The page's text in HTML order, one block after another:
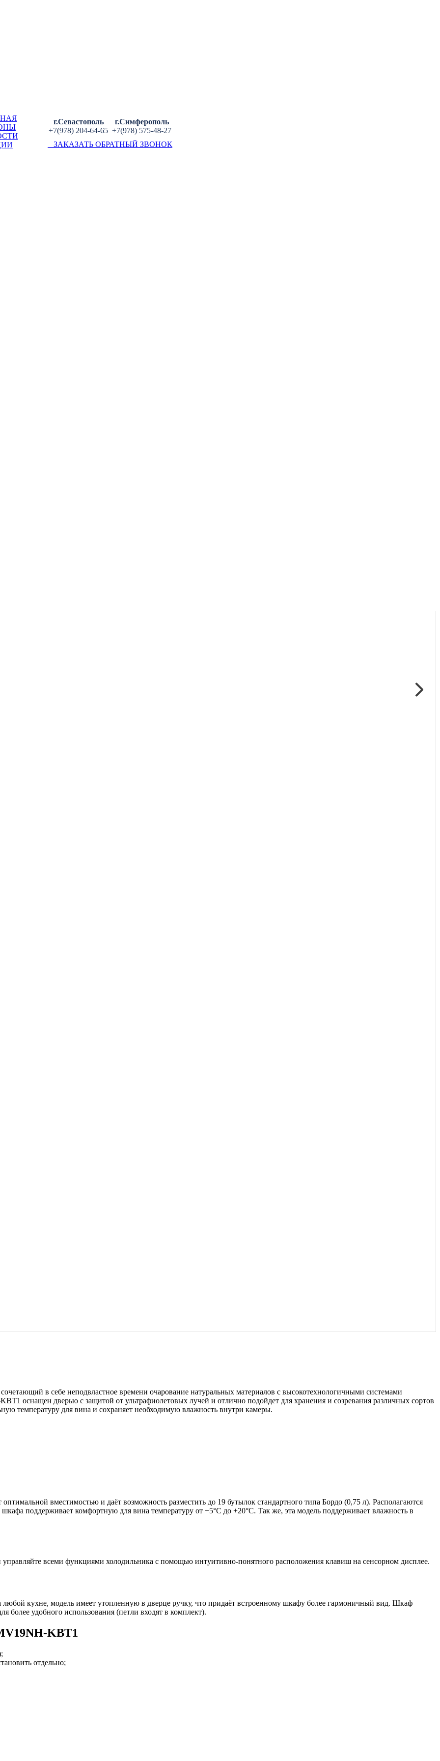
г.Севастополь
+7(978) 204-64-65
г.Симферополь
+7(978) 575-48-27
ЗАКАЗАТЬ ОБРАТНЫЙ ЗВОНОК
в себе неподвластное времени очарование натуральных материалов с высокотехнологичными системами
оснащен дверью с защитой от ультрафиолетовых лучей и отлично подойдет для хранения и созревания различных сортов
температуру для вина и сохраняет необходимую влажность внутри камеры.
вместимостью и даёт возможность разместить до 19 бутылок стандартного типа Бордо (0,75 л). Располагаются
поддерживает комфортную для вина температуру от +5°C до +20°C. Так же, эта модель поддерживает влажность в
всеми функциями холодильника с помощью интуитивно-понятного расположения клавиш на сенсорном дисплее.
кухне, модель имеет утопленную в дверце ручку, что придаёт встроенному шкафу более гармоничный вид. Шкаф
более удобного использования (петли входят в комплект).
KBT1
отдельно;